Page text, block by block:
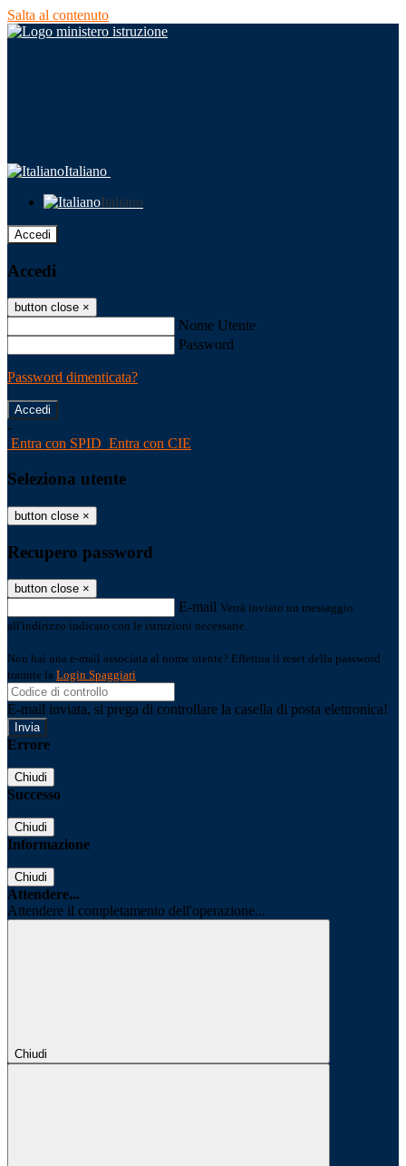
Salta al contenuto
Italiano
Italiano
Accedi
Accedi
button close ×
Nome Utente
Password
Password dimenticata?
-
Entra con SPID Entra con CIE
Seleziona utente
button close ×
Recupero password
button close ×
E-mail Verrà inviato un messaggio
all'indirizzo indicato con le istruzioni necessarie.
Non hai una e-mail associata al nome utente? Effettua il reset della password
tramite la Login Spaggiari
E-mail inviata, si prega di controllare la casella di posta elettronica!
Errore
Chiudi
Successo
Chiudi
Informazione
Chiudi
Attendere...
Attendere il completamento dell'operazione...
Chiudi